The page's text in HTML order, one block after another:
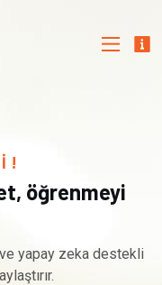
öğrenmeyi
ve yapay zeka destekli